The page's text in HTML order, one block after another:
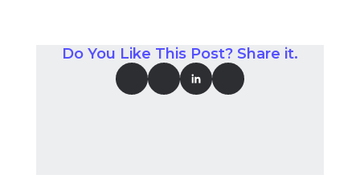
Do You Like This Post? Share it.